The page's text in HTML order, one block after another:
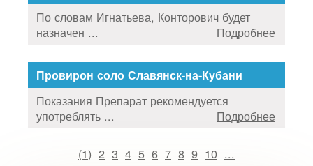
По словам Игнатьева, Конторович будет
назначен ...
Подробнее
Провирон соло Славянск-на-Кубани
Показания Препарат рекомендуется
употреблять ...
Подробнее
(1) 2 3 4 5 6 7 8 9 10 ...